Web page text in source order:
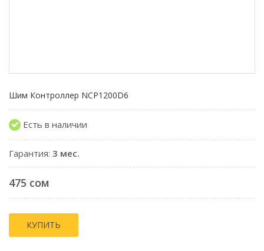
Шим Контроллер NCP1200D6
Есть в наличии
Гарантия: 3 мес.
475 сом
КУПИТЬ